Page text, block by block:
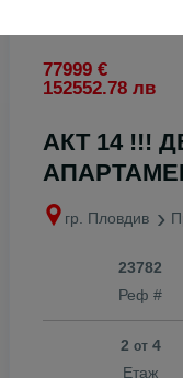
77999 €
152552.78 лв
АКТ 14 !!!
гр. Пловдив
23782
Реф #
2 от4
Етаж